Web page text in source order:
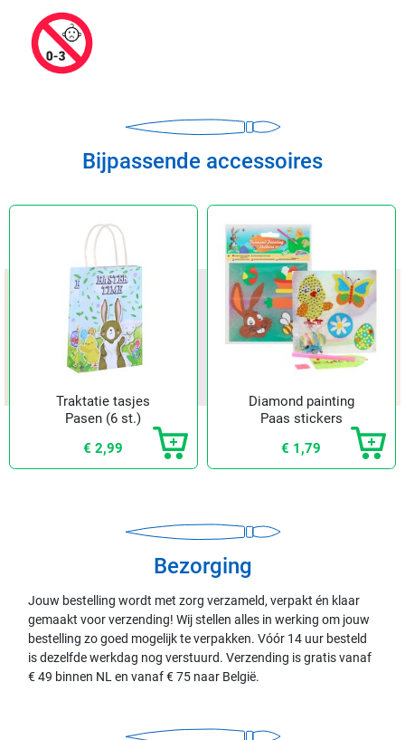
Bijpassende accessoires
Traktatie tasjes
Pasen (6 st.)
€ 2,99
Diamond painting
Paas stickers
€ 1,79
Bezorging
Jouw bestelling wordt met zorg verzameld, verpakt én klaar
gemaakt voor verzending! Wij stellen alles in werking om jouw
bestelling zo goed mogelijk te verpakken. Vóór 14 uur besteld
is dezelfde werkdag nog verstuurd. Verzending is gratis vanaf
€ 49 binnen NL en vanaf € 75 naar België.